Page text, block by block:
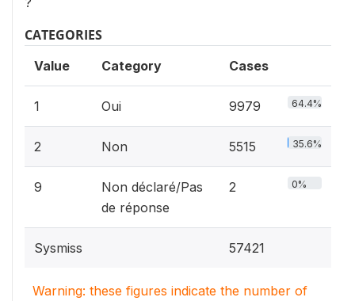
CATEGORIES
Value Category Cases
1 Oui 9979 64.4%
2 Non 5515 35.6%
9
Non déclaré/Pas
de réponse
2 0%
Sysmiss 57421
Warning: these figures indicate the number of